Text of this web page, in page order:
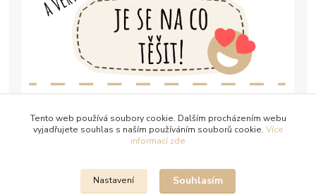
Tento web používá soubory cookie. Dalším procházením webu
vyjadřujete souhlas s naším používáním souborů cookie. Více
informací zde
Nastavení Souhlasím